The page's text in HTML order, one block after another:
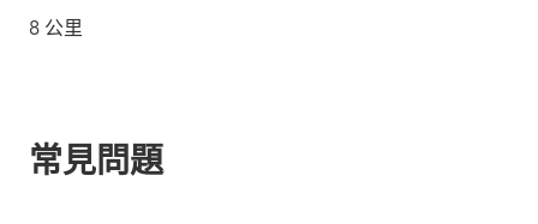
8 公里
常見問題